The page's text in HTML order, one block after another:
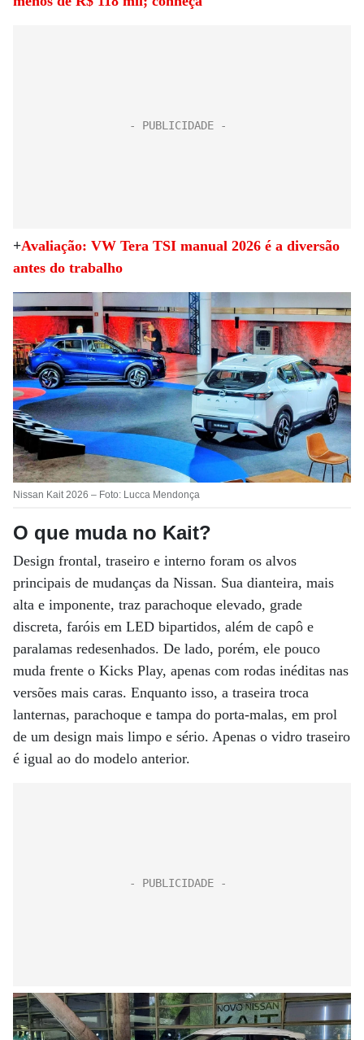
+Avaliação: VW Tera TSI manual 2026 é a diversão
antes do trabalho
Nissan Kait 2026 – Foto: Lucca Mendonça
O que muda no Kait?
Design frontal, traseiro e interno foram os alvos
principais de mudanças da Nissan. Sua dianteira, mais
alta e imponente, traz parachoque elevado, grade
discreta, faróis em LED bipartidos, além de capô e
paralamas redesenhados. De lado, porém, ele pouco
muda frente o Kicks Play, apenas com rodas inéditas nas
versões mais caras. Enquanto isso, a traseira troca
lanternas, parachoque e tampa do porta-malas, em prol
de um design mais limpo e sério. Apenas o vidro traseiro
é igual ao do modelo anterior.